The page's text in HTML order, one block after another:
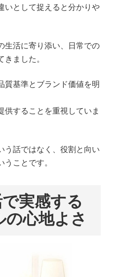
いとして捉えると分かりや
生活に寄り添い、日常での
きました。
質基準とブランド価値を明
供することを重視していま
う話ではなく、役割と向い
うことです。
実感する
の心地よさ